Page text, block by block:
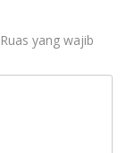
Ruas yang wajib